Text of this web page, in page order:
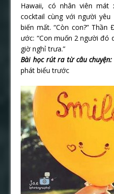
Hawaii, có nhân viên mát
cocktail cùng với người yêu
biến mất. “Còn con?”
ước: “Con muốn 2 người đó
giờ nghỉ trưa.”
Bài học rút ra từ câu chuyện:
phát biểu trước